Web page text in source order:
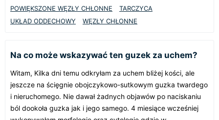
POWIĘKSZONE WĘZŁY CHŁONNE
TARCZYCA
UKŁAD ODDECHOWY
WĘZŁY CHŁONNE
Na co może wskazywać ten guzek za uchem?
Witam, Kilka dni temu odkryłam za uchem bliżej kości, ale
jeszcze na ścięgnie obojczykowo-sutkowym guzka twardego
i nieruchomego. Nie dawał żadnych objawów po naciskaniu
ból dookoła guzka jak i jego samego. 4 miesiące wcześniej